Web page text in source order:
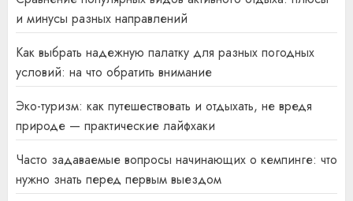
и минусы разных направлений
Как выбрать надежную палатку для разных погодных
условий: на что обратить внимание
Эко-туризм: как путешествовать и отдыхать, не вредя
природе — практические лайфхаки
Часто задаваемые вопросы начинающих о кемпинге: что
нужно знать перед первым выездом